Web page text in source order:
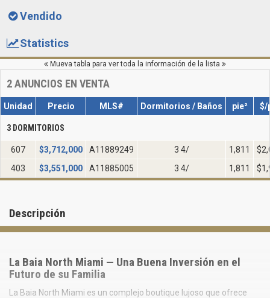
Vendido
Statistics
Mueva tabla para ver toda la información de la lista
2ANUNCIOS EN VENTA
Unidad Precio MLS# Dormitorios / Baños pie² $/
3 DORMITORIOS
607 $3,712,000 A11889249 3 4/ 1,811
403
$3,551,000 A11885005 3 4/ 1,811
Descripción
La Baia North Miami — Una Buena Inversión en el
Futuro de su Familia
La Baia North Miami es un complejo boutique lujoso que ofrece